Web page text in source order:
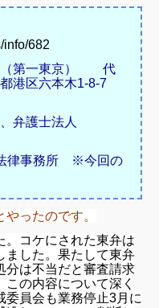
info/682
（第一東京） 代
区六本木1-8-7
弁護士法人
律事務所 ※今回の
ったのです。
コケにされた東弁は
ました。果たして東弁
分は不当だと審査請求
の内容について深く
委員会も業務停止3月に